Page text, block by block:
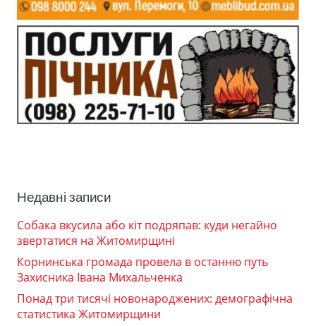
Недавні записи
Собака вкусила або кіт подряпав: куди негайно
звертатися на Житомирщині
Корнинська громада провела в останню путь
Захисника Івана Михальченка
Понад три тисячі новонароджених: демографічна
статистика Житомирщини